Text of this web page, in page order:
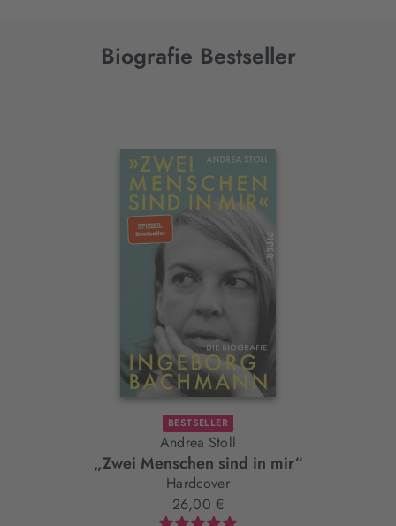
Biografie Bestseller
BESTSELLER
Andrea Stoll
„Zwei Menschen sind in mir“
Hardcover
26,00 €